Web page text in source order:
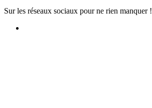
Sur les réseaux sociaux pour ne rien manquer !